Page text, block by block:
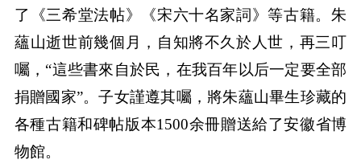
了《三希堂法帖》《宋六十名家詞》等古籍。朱
蘊山逝世前幾個月，自知將不久於人世，再三叮
囑，“這些書來自於民，在我百年以后一定要全部
捐贈國家”。子女謹遵其囑，將朱蘊山畢生珍藏的
各種古籍和碑帖版本1500余冊贈送給了安徽省博
物館。